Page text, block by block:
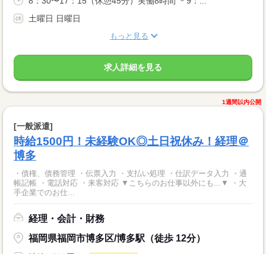
土曜日 日曜日
もっと見る
求人詳細を見る
1週間以内公開
[一般派遣]
時給1500円！未経験OK◎土日祝休み！経理＠
博多
・債権、債務管理 ・伝票入力 ・支払い処理 ・仕訳データ入力 ・通
帳記帳 ・電話対応 ・来客対応 ▼こちらのお仕事以外にも...▼ ・大
手企業でのお仕...
経理・会計・財務
福岡県福岡市博多区/博多駅（徒歩 12分）